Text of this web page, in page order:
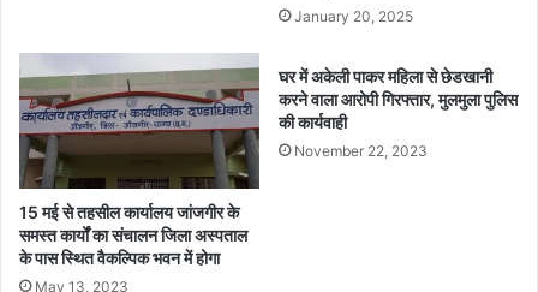
ति
में
5
1
ह
जा
र
प
में
रा
ज
नी
ति
क
द
लों
की
January 20, 2025
15 मई से तहसील कार्यालय जांजगीर के
समस्त कार्यों का संचालन जिला अस्पताल
के पास स्थित वैकल्पिक भवन में होगा
May 13, 2023
घर में अकेली पाकर महिला से छेडखानी
करने वाला आरोपी गिरफ्तार, मुलमुला पुलिस
की कार्यवाही
November 22, 2023